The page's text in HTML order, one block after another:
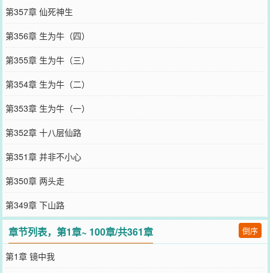
第357章 仙死神生
第356章 生为牛（四）
第355章 生为牛（三）
第354章 生为牛（二）
第353章 生为牛（一）
第352章 十八层仙路
第351章 并非不小心
第350章 两头走
第349章 下山路
章节列表，第1章~ 100章/共361章 倒序
第1章 镜中我